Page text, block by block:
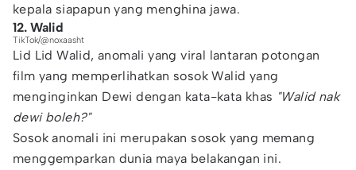
kepala siapapun yang menghina jawa.
12. Walid
TikTok/@noxaasht
Lid Lid Walid, anomali yang viral lantaran potongan
film yang memperlihatkan sosok Walid yang
menginginkan Dewi dengan kata-kata khas "Walid nak
dewi boleh?"
Sosok anomali ini merupakan sosok yang memang
menggemparkan dunia maya belakangan ini.